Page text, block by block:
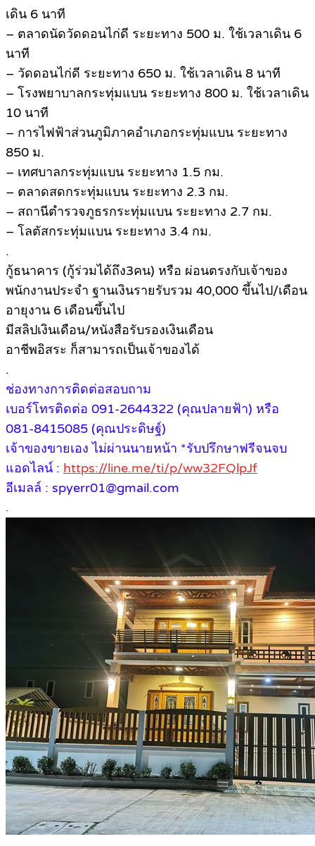
เดิน 6 นาที
– ตลาดนัดวัดดอนไก่ดี ระยะทาง 500 ม. ใช้เวลาเดิน 6
นาที
– วัดดอนไก่ดี ระยะทาง 650 ม. ใช้เวลาเดิน 8 นาที
– โรงพยาบาลกระทุ่มแบน ระยะทาง 800 ม. ใช้เวลาเดิน
10 นาที
– การไฟฟ้าส่วนภูมิภาคอำเภอกระทุ่มแบน ระยะทาง
850 ม.
– เทศบาลกระทุ่มแบน ระยะทาง 1.5 กม.
– ตลาดสดกระทุ่มแบน ระยะทาง 2.3 กม.
– สถานีตำรวจภูธรกระทุ่มแบน ระยะทาง 2.7 กม.
– โลตัสกระทุ่มแบน ระยะทาง 3.4 กม.
.
กู้ธนาคาร (กู้ร่วมได้ถึง3คน) หรือ ผ่อนตรงกับเจ้าของ
พนักงานประจำ ฐานเงินรายรับรวม 40,000 ขึ้นไป/เดือน
อายุงาน 6 เดือนขึ้นไป
มีสลิปเงินเดือน/หนังสือรับรองเงินเดือน
อาชีพอิสระ ก็สามารถเป็นเจ้าของได้
.
ช่องทางการติดต่อสอบถาม
เบอร์โทรติดต่อ 091-2644322 (คุณปลายฟ้า) หรือ
081-8415085 (คุณประดิษฐ์)
เจ้าของขายเอง ไม่ผ่านนายหน้า *รับปรึกษาฟรีจนจบ
แอดไลน์ : https://line.me/ti/p/ww32FQlpJf
อีเมลล์ : spyerr01@gmail.com
.